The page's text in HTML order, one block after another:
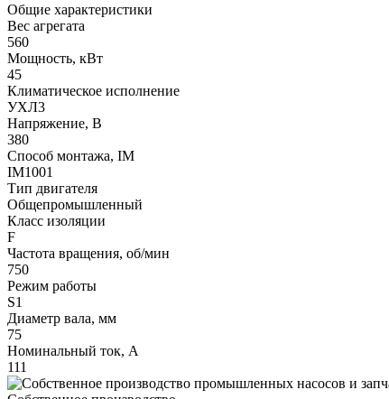
Общие характеристики
Вес агрегата
560
Мощность, кВт
45
Климатическое исполнение
УХЛ3
Напряжение, В
380
Способ монтажа, IM
IM1001
Тип двигателя
Общепромышленный
Класс изоляции
F
Частота вращения, об/мин
750
Режим работы
S1
Диаметр вала, мм
75
Номинальный ток, А
111